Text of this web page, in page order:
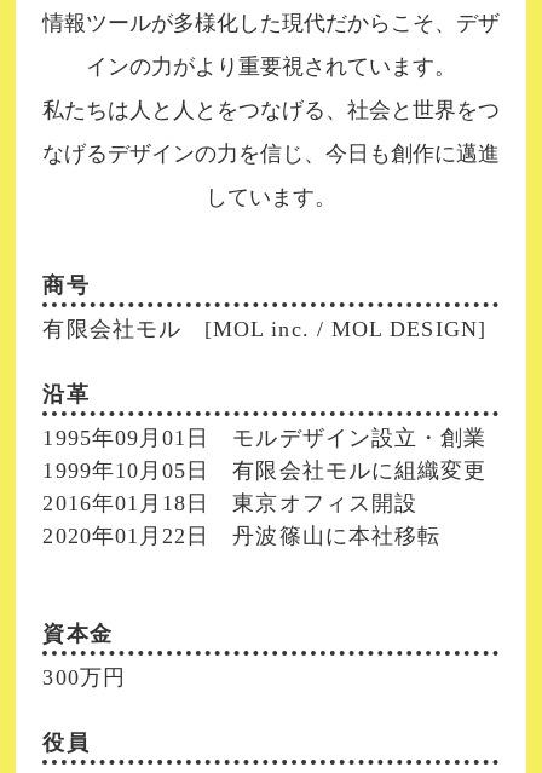
申し上げます。
情報ツールが多様化した現代だからこそ、デザ
インの力がより重要視されています。
私たちは人と人とをつなげる、社会と世界をつ
なげるデザインの力を信じ、今日も創作に邁進
しています。
商号
有限会社モル [MOL inc. / MOL DESIGN]
沿革
1995年09月01日 モルデザイン設立・創業
1999年10月05日 有限会社モルに組織変更
2016年01月18日 東京オフィス開設
2020年01月22日 丹波篠山に本社移転
資本金
300万円
役員